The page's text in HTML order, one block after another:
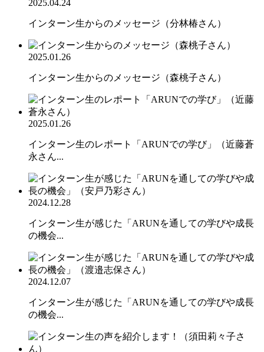
2025.04.24
インターン生からのメッセージ（分林椿さん）
2025.01.26
インターン生からのメッセージ（森桃子さん）
2025.01.26
インターン生のレポート「ARUNでの学び」（近藤蒼
永さん...
2024.12.28
インターン生が感じた「ARUNを通しての学びや成長
の機会...
2024.12.07
インターン生が感じた「ARUNを通しての学びや成長
の機会...